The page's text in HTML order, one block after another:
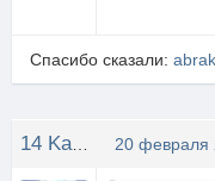
Спасибо сказали:
20 февраля